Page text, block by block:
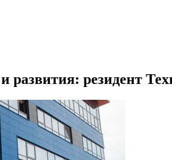
развития: резидент